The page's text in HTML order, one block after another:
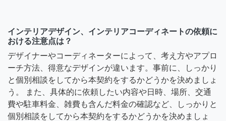
インテリアデザイン、インテリアコーディネートの依頼に
おける注意点は？
デザイナーやコーディネーターによって、考え方やアプロ
ーチ方法、得意なデザインが違います。事前に、しっかり
と個別相談をしてから本契約をするかどうかを決めましょ
う。 また、具体的に依頼したい内容や日時、場所、交通
費や駐車料金、雑費も含んだ料金の確認など、しっかりと
個別相談をしてから本契約をするかどうかを決めましょ